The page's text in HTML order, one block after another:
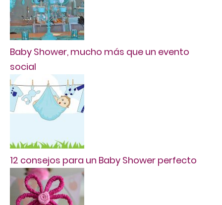
Baby Shower, mucho más que un evento
social
12 consejos para un Baby Shower perfecto